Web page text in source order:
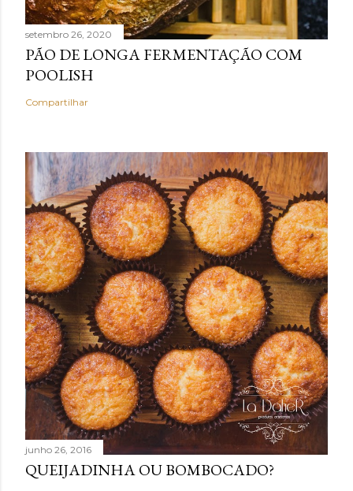
setembro 26, 2020
PÃO DE LONGA FERMENTAÇÃO COM
POOLISH
Compartilhar
junho 26, 2016
QUEIJADINHA OU BOMBOCADO?